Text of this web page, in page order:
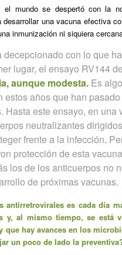
el mundo se despertó con la
una vacuna efectiva
inmunización ni siquiera
decepcionado con lo que
lugar, el ensayo RV144
aunque modesta. Es
estos años que han
Hasta este ensayo, en
neutralizantes
frente a la infección.
protección de esta
los de los anticuerpos no
de próximas vacunas.
antirretrovirales es cada día
y, al mismo tiempo, se está
que hay avances en los
un poco de lado la